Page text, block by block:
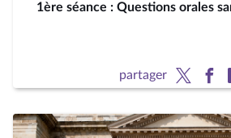
1ère séance : Questions orales
partager